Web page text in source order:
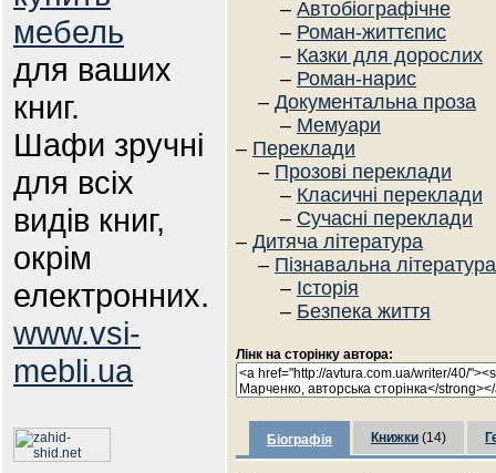
мебель
для ваших
книг.
Шафи зручні
для всіх
видів книг,
окрім
електронних.
www.vsi-
mebli.ua
– Автобіографічне
– Роман-життєпис
– Казки для дорослих
– Роман-нарис
– Документальна проза
– Мемуари
– Переклади
– Прозові переклади
– Класичні переклади
– Сучасні переклади
– Дитяча література
– Пізнавальна література
– Історія
– Безпека життя
Лінк на сторінку автора:
Біографія Книжки (14)